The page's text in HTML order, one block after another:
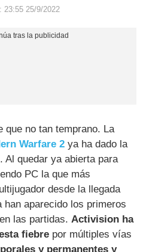
23:55 25/9/2022
que no tan temprano. La
Warfare 2 ya ha dado la
Al quedar ya abierta para
PC la que más
desde la llegada
aparecido los primeros
las partidas.Activision ha
fiebre por múltiples vías
y permanentes y